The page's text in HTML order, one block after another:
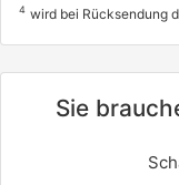
208
06/
4 wird bei Rücksendung
Sie